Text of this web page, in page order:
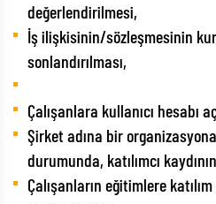
değerlendirilmesi,
İş ilişkisinin/sözleşmesinin
sonlandırılması,
Çalışanlara kullanıcı hesabı
Şirket adına bir organizasyona
durumunda, katılımcı
Çalışanların eğitimlere